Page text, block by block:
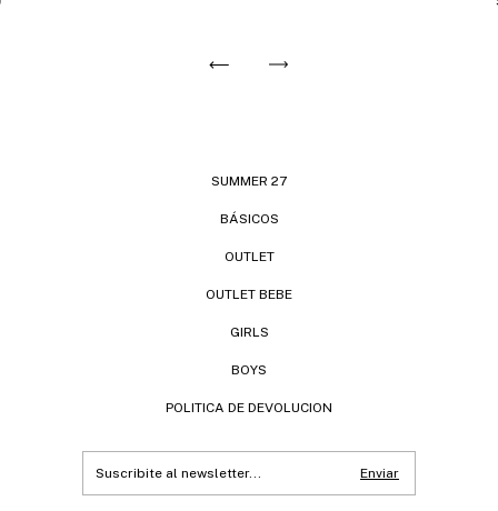
SUMMER 27
BÁSICOS
OUTLET
OUTLET BEBE
GIRLS
BOYS
POLITICA DE DEVOLUCION